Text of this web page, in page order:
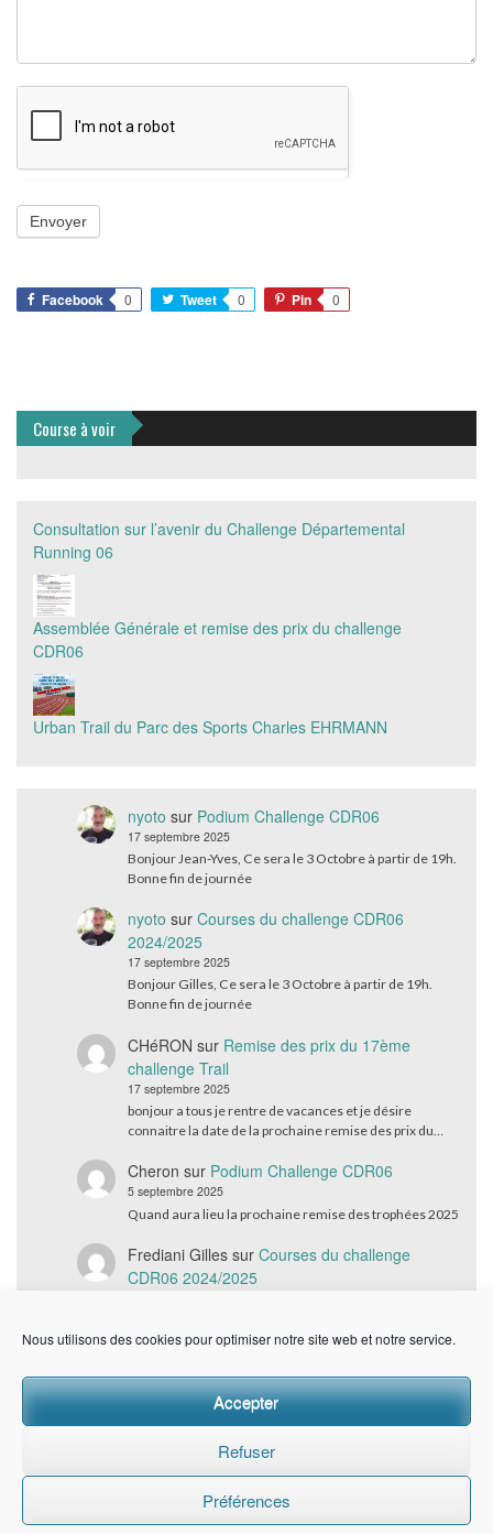
Nous utilisons des cookies pour optimiser notre site web et notre service.
Accepter
Refuser
Préférences
Facebook 0 Tweet 0 Pin 0
Course à voir
Consultation sur l’avenir du Challenge Départemental
Running 06
Assemblée Générale et remise des prix du challenge
CDR06
Urban Trail du Parc des Sports Charles EHRMANN
nyoto sur Podium Challenge CDR06
17 septembre 2025
Bonjour Jean-Yves, Ce sera le 3 Octobre à partir de 19h.
Bonne fin de journée
nyoto sur Courses du challenge CDR06
2024/2025
17 septembre 2025
Bonjour Gilles, Ce sera le 3 Octobre à partir de 19h.
Bonne fin de journée
CHéRON sur Remise des prix du 17ème
challenge Trail
17 septembre 2025
bonjour a tous je rentre de vacances et je désire
connaitre la date de la prochaine remise des prix du…
Cheron sur Podium Challenge CDR06
5 septembre 2025
Quand aura lieu la prochaine remise des trophées 2025
Frediani Gillessur Courses du challenge
CDR06 2024/2025
Merci
© CDR06